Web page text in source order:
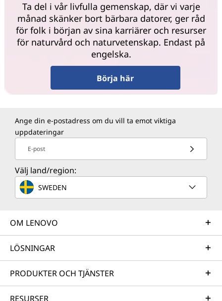
Ta del i vår livfulla gemenskap, där vi varje
månad skänker bort bärbara datorer, ger råd
för folk i början av sina karriärer och resurser
för naturvård och naturvetenskap. Endast på
engelska.
Börja här
Ange din e-postadress om du vill ta emot viktiga
uppdateringar
E-post
Välj land/region:
SWEDEN
OM LENOVO
LÖSNINGAR
PRODUKTER OCH TJÄNSTER
RESURSER